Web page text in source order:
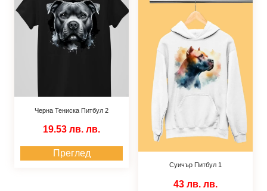
Черна Тениска Питбул 2
19.53 лв. лв.
Преглед
Суичър Питбул 1
43 лв. лв.